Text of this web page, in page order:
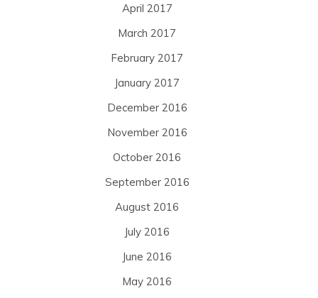
April 2017
March 2017
February 2017
January 2017
December 2016
November 2016
October 2016
September 2016
August 2016
July 2016
June 2016
May 2016